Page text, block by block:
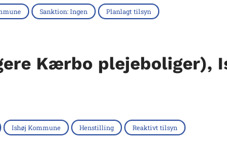
Sanktion: Ingen Planlagt tilsyn
Kærbo plejeboliger),
Ishøj Kommune Henstilling Reaktivt tilsyn